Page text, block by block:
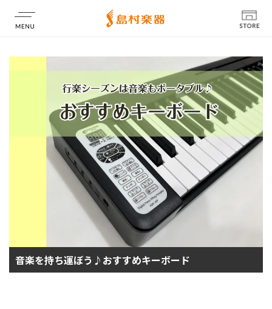
店舗情報
音楽を持ち運ぼう♪おすすめキーボード